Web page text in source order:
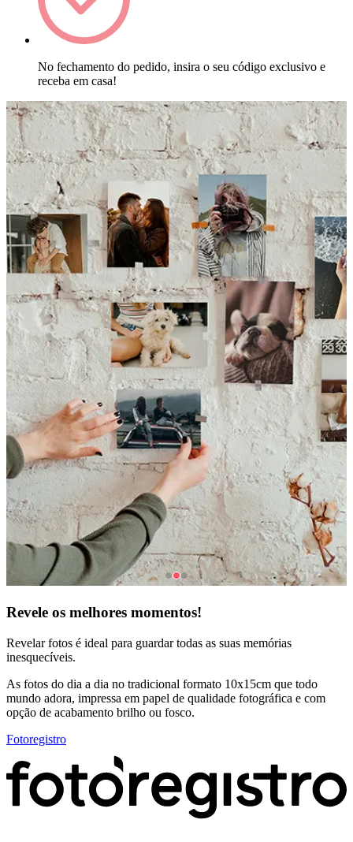
No fechamento do pedido, insira o seu código exclusivo e
receba em casa!
Revele os melhores momentos!
Revelar fotos é ideal para guardar todas as suas memórias
inesquecíveis.
As fotos do dia a dia no tradicional formato 10x15cm que todo
mundo adora, impressa em papel de qualidade fotográfica e com
opção de acabamento brilho ou fosco.
Fotoregistro